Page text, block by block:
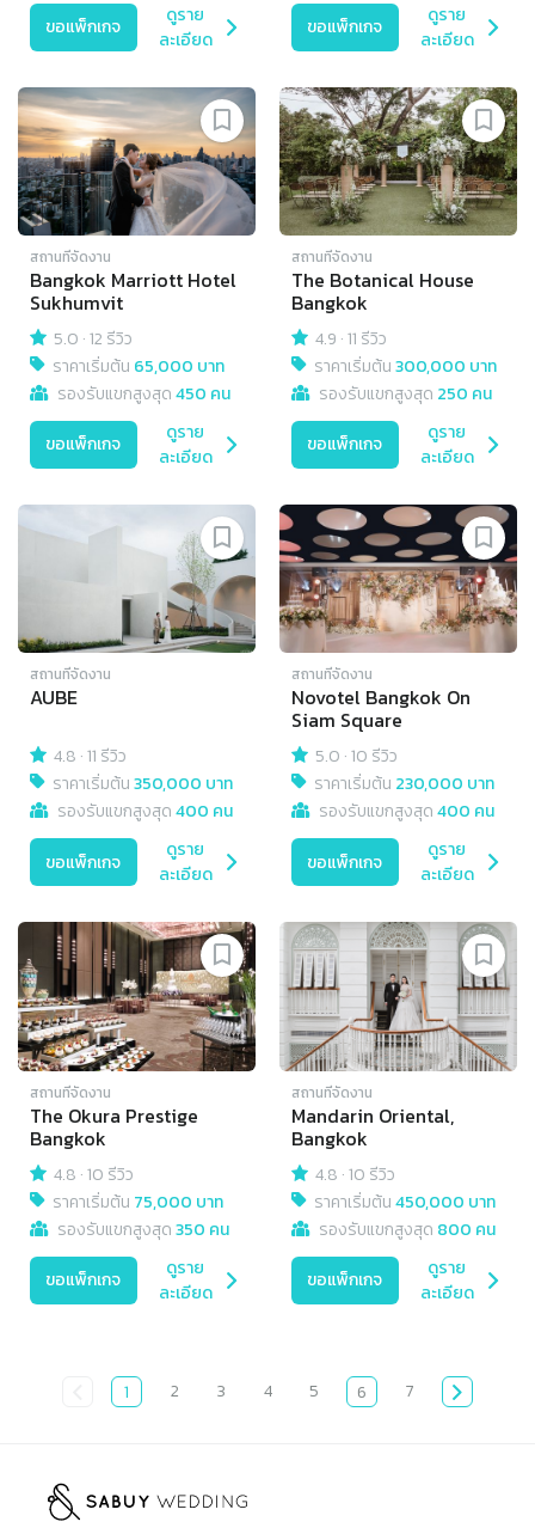
ขอแพ็กเกจ
ดูราย
ละเอียด
ขอแพ็กเกจ
ดูราย
ละเอียด
สถานที่จัดงาน
Bangkok Marriott Hotel
Sukhumvit
5.0 ·12 รีวิว
ราคาเริ่มต้น 65,000 บาท
รองรับแขกสูงสุด450 คน
ขอแพ็กเกจ
ดูราย
ละเอียด
สถานที่จัดงาน
The Botanical House
Bangkok
4.9 ·11 รีวิว
ราคาเริ่มต้น300,000 บาท
รองรับแขกสูงสุด 250 คน
ขอแพ็กเกจ
ดูราย
ละเอียด
สถานที่จัดงาน
AUBE
4.8 ·11 รีวิว
ราคาเริ่มต้น350,000 บาท
รองรับแขกสูงสุด400 คน
ขอแพ็กเกจ
ดูราย
ละเอียด
สถานที่จัดงาน
Novotel Bangkok On
Siam Square
5.0 ·10 รีวิว
ราคาเริ่มต้น 230,000 บาท
รองรับแขกสูงสุด400 คน
ขอแพ็กเกจ
ดูราย
ละเอียด
สถานที่จัดงาน
The Okura Prestige
Bangkok
4.8 ·10 รีวิว
ราคาเริ่มต้น 75,000 บาท
รองรับแขกสูงสุด350 คน
ขอแพ็กเกจ
ดูราย
ละเอียด
สถานที่จัดงาน
Mandarin Oriental,
Bangkok
4.8 ·10 รีวิว
ราคาเริ่มต้น450,000 บาท
รองรับแขกสูงสุด 800 คน
ขอแพ็กเกจ
ดูราย
ละเอียด
1 2 3 4 5 6 7